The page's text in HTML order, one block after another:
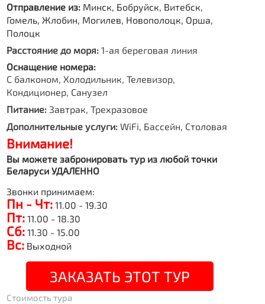
Отправление из: Минск, Бобруйск, Витебск,
Гомель, Жлобин, Могилев, Новополоцк, Орша,
Полоцк
Расстояние до моря: 1-ая береговая линия
Оснащение номера:
С балконом, Холодильник, Телевизор,
Кондиционер, Санузел
Питание: Завтрак, Трехразовое
Дополнительные услуги: WiFi, Бассейн, Столовая
Внимание!
Вы можете забронировать тур из любой точки
Беларуси УДАЛЕННО
Звонки принимаем:
Пн - Чт: 11.00 - 19.30
Пт: 11.00 - 18.30
Сб: 11.30 - 15.00
Вс: Выходной
ЗАКАЗАТЬ ЭТОТ ТУР
Стоимость тура